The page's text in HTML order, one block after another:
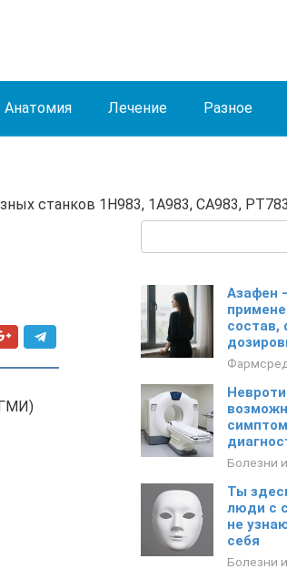
Анатомия Лечение Разное
станков 1Н983, 1А983, СА983,
Азафен
состав,
Болезни
Ты
люди с
не
себя
Болезни